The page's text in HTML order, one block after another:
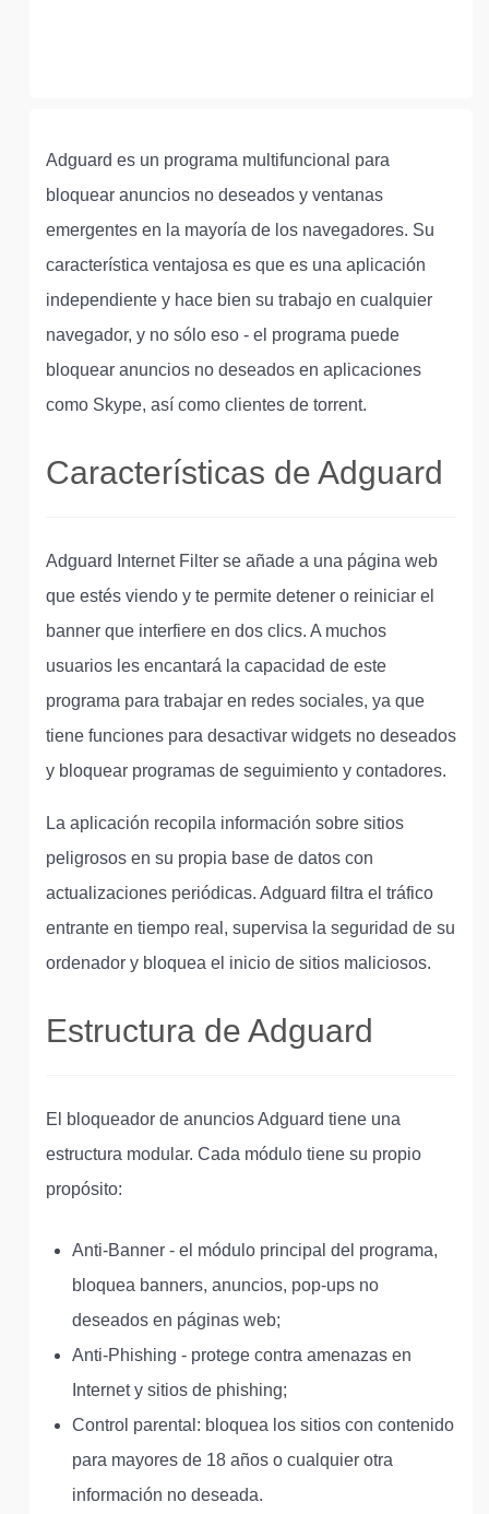
Adguard es un programa multifuncional para
bloquear anuncios no deseados y ventanas
emergentes en la mayoría de los navegadores. Su
característica ventajosa es que es una aplicación
independiente y hace bien su trabajo en cualquier
navegador, y no sólo eso - el programa puede
bloquear anuncios no deseados en aplicaciones
como Skype, así como clientes de torrent.
Características de Adguard
Adguard Internet Filter se añade a una página web
que estés viendo y te permite detener o reiniciar el
banner que interfiere en dos clics. A muchos
usuarios les encantará la capacidad de este
programa para trabajar en redes sociales, ya que
tiene funciones para desactivar widgets no deseados
y bloquear programas de seguimiento y contadores.
La aplicación recopila información sobre sitios
peligrosos en su propia base de datos con
actualizaciones periódicas. Adguard filtra el tráfico
entrante en tiempo real, supervisa la seguridad de su
ordenador y bloquea el inicio de sitios maliciosos.
Estructura de Adguard
El bloqueador de anuncios Adguard tiene una
estructura modular. Cada módulo tiene su propio
propósito:
Anti-Banner - el módulo principal del programa,
bloquea banners, anuncios, pop-ups no
deseados en páginas web;
Anti-Phishing - protege contra amenazas en
Internet y sitios de phishing;
Control parental: bloquea los sitios con contenido
para mayores de 18 años o cualquier otra
información no deseada.